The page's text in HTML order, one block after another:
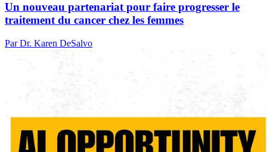
Un nouveau partenariat pour faire progresser le
traitement du cancer chez les femmes
Par Dr. Karen DeSalvo